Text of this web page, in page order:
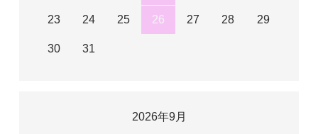
23 24 25 26 27 28 29
30 31
2026年9月